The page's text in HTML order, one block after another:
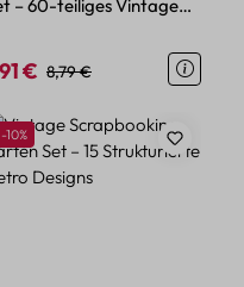
– 60-teiliges Vintage
€ Regulärer Preis:
8,79 €
Rabatt
-10%